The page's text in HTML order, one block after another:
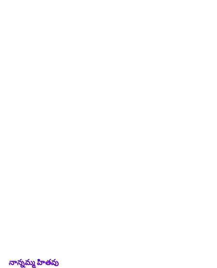
నాన్నమ్మ హితవు